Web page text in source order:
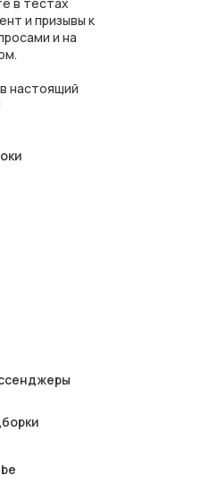
и призывы к
и на
настоящий